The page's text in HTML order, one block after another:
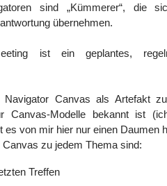
sind „Kümmerer“, die
übernehmen.
ist ein geplantes,
Canvas als Artefakt
Canvas-Modelle bekannt ist
es von mir hier nur einen Daumen
zu jedem Thema sind:
Treffen